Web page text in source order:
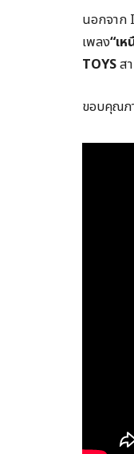
นอกจาก
เพลง“เ
TOYSส
ขอบคุณภ